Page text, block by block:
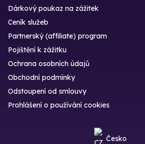
Dárkový poukaz na zážitek
Ceník služeb
Partnerský (affiliate) program
Pojištění k zážitku
Ochrana osobních údajů
Obchodní podmínky
Odstoupení od smlouvy
Prohlášení o používání cookies
Česko